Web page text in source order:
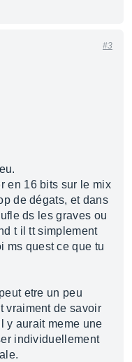
#3
en 16 bits sur le mix
de dégats, et dans
ds les graves ou
t il tt simplement
ms quest ce que tu
etre un peu
vraiment de savoir
y aurait meme une
individuellement